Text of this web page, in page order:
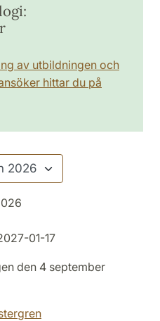
av utbildningen och
hittar du på
01-17
den 4 september